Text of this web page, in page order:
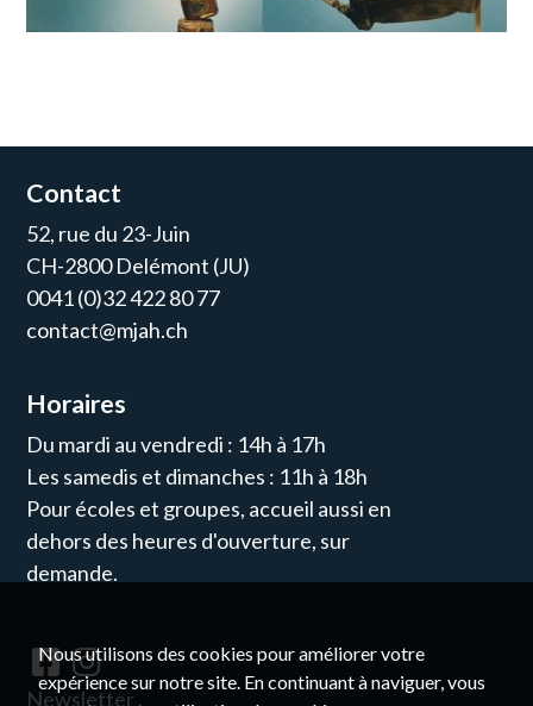
Contact
52, rue du 23-Juin
CH-2800 Delémont (JU)
0041 (0)32 422 80 77
contact@mjah.ch
Horaires
Du mardi au vendredi : 14h à 17h
Les samedis et dimanches : 11h à 18h
Pour écoles et groupes, accueil aussi en
dehors des heures d'ouverture, sur
demande.
Newsletter
Nous utilisons des cookies pour améliorer votre
expérience sur notre site. En continuant à naviguer, vous